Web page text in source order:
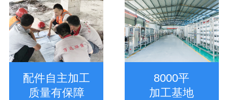
配件自主加工
质量有保障
8000平
加工基地